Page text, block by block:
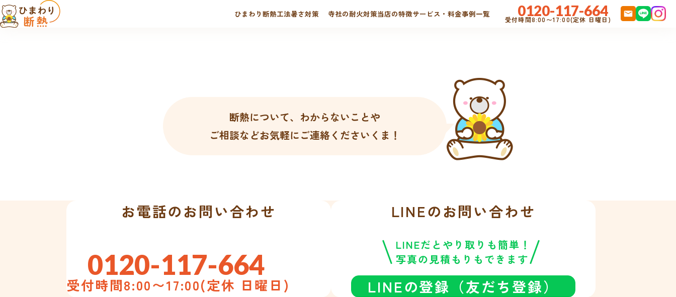
ひまわり断熱工法暑さ対策 寺社の耐火対策当店の特徴サービス・料金事例一覧 0120-117-664
受付時間8:00〜17:00(定休 日曜日)
断熱について、わからないことや
ご相談などお気軽にご連絡くださいくま！
お電話のお問い合わせ
0120-117-664
受付時間8:00〜17:00(定休 日曜日)
LINEのお問い合わせ
LINEだとやり取りも簡単！
写真の見積もりもできます
LINEの登録（友だち登録）